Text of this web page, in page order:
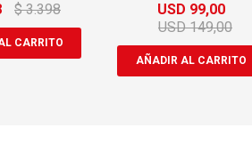
$ 3.398 USD 99,00
USD 149,00